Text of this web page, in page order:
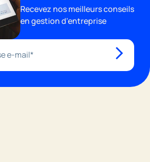
Recevez nos meilleurs conseils
en gestion d'entreprise